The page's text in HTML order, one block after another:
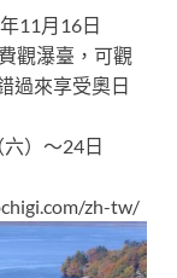
11月16日
觀瀑臺，可觀
過來享受奧日
）～24日
zh-tw/